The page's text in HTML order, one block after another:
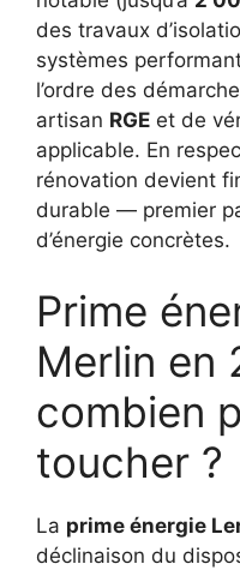
des travaux
systèmes
l’ordre des
artisan RGE et de
applicable. En
rénovation devient
durable — premier
d’énergie concrètes.
Prime
Merlin en
combien
toucher ?
La prime énergie
déclinaison du